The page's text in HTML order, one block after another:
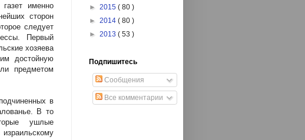
именно
сторон
следует
Первый
хозяева
достойную
предметом
в
В то
ушлые
► 2015 ( 80 )
► 2014 ( 80 )
► 2013 ( 53 )
Подпишитесь
Сообщения
Все комментарии